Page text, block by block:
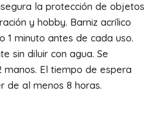
la protección de objetos
y hobby. Barniz acrílico
1 minuto antes de cada uso.
sin diluir con agua. Se
manos. El tiempo de espera
de al menos 8 horas.